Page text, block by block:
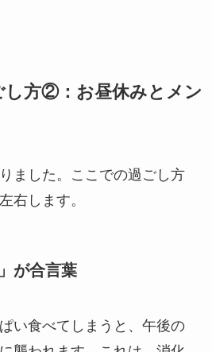
し方②：お昼休みとメン
ました。ここでの過ごし方
右します。
が合言葉
い食べてしまうと、午後の